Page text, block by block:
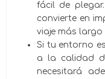
fácil de
convierte en
viaje más
Si tu entorno
a la calidad
necesitará